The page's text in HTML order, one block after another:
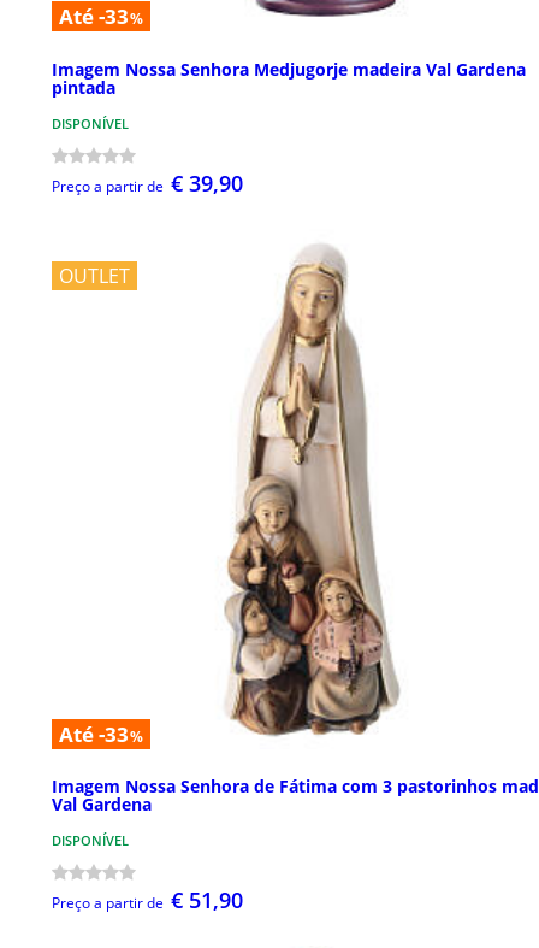
Até -33%
Imagem Nossa Senhora Medjugorje madeira Val Gardena
pintada
DISPONÍVEL
Preço a partir de € 39,90
OUTLET
Até -33%
Imagem Nossa Senhora de Fátima com 3 pastorinhos
Val Gardena
DISPONÍVEL
Preço a partir de € 51,90